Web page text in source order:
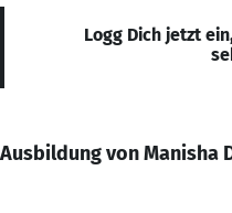
Logg Dich jetzt
Ausbildung von Manisha